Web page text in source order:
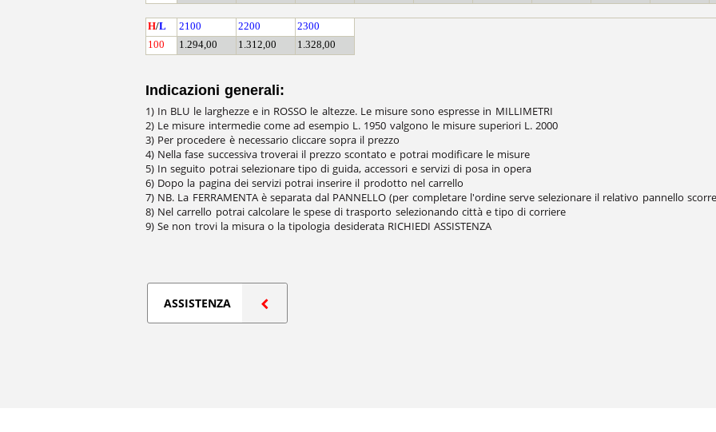
H/L 2100 2200
2300
100
1.294,00 1.312,00 1.328,00
Indicazioni generali:
1) In BLU le larghezze e in ROSSO le altezze. Le misure sono espresse in MILLIMETRI
2) Le misure intermedie come ad esempio L. 1950 valgono le misure superiori L. 2000
3) Per procedere è necessario cliccare sopra il prezzo
4) Nella fase successiva troverai il prezzo scontato e potrai modificare le misure
5) In seguito potrai selezionare tipo di guida, accessori e servizi di posa in opera
6) Dopo la pagina dei servizi potrai inserire il prodotto nel carrello
7) NB. La FERRAMENTA è separata dal PANNELLO (per completare l'ordine serve selezionare il relativo pannello
8) Nel carrello potrai calcolare le spese di trasporto selezionando città e tipo di corriere
9) Se non trovi la misura o la tipologia desiderata RICHIEDI ASSISTENZA
ASSISTENZA